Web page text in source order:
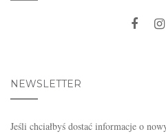
NEWSLETTER
Jeśli chciałbyś dostać informacje o